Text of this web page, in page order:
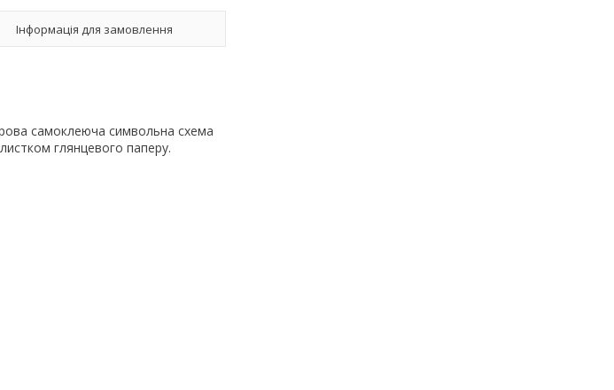
Інформація для замовлення
самоклеюча символьна схема
глянцевого паперу.